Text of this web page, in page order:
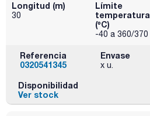
Longitud (m)
30
Límite
temperatura
(ºC)
-40 a 360/370
Referencia
0320541345
Envase
x u.
Disponibilidad
Ver stock